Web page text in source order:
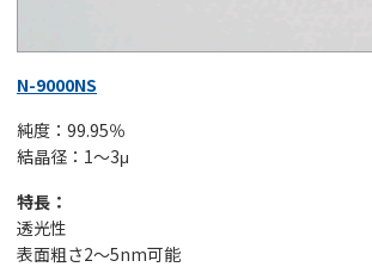
N-9000NS
純度：99.95％
結晶径：1～3μ
特長：
透光性
表面粗さ2～5nm可能